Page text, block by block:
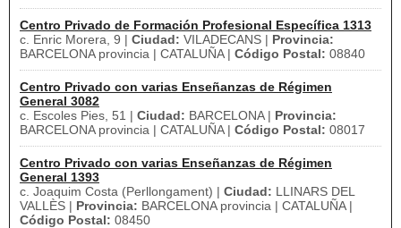
Centro Privado de Formación Profesional Específica 1313
c. Enric Morera, 9 | Ciudad: VILADECANS | Provincia:
BARCELONA provincia | CATALUÑA | Código Postal: 08840
Centro Privado con varias Enseñanzas de Régimen
General 3082
c. Escoles Pies, 51 | Ciudad: BARCELONA | Provincia:
BARCELONA provincia | CATALUÑA | Código Postal: 08017
Centro Privado con varias Enseñanzas de Régimen
General 1393
c. Joaquim Costa (Perllongament) | Ciudad: LLINARS DEL
VALLÈS | Provincia: BARCELONA provincia | CATALUÑA |
Código Postal: 08450